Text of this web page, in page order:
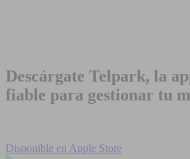
Descárgate Telpark, la
fiable para gestionar tu
Disponible en Apple Store